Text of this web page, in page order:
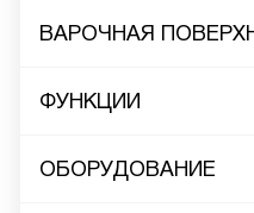
ВАРОЧНАЯ
ФУНКЦИИ
ОБОРУДОВАНИЕ